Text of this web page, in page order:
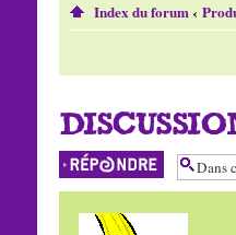
Index du forum‹
Répondre